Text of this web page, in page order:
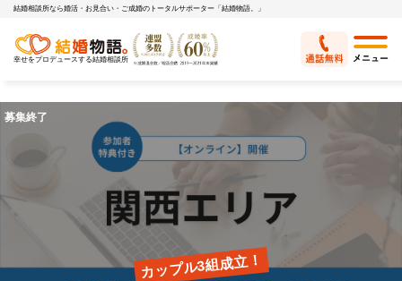
結婚相談所なら婚活・お見合い・ご成婚のトータルサポーター「結婚物語。」
幸せをプロデュースする結婚相談所
カップル3組成立！